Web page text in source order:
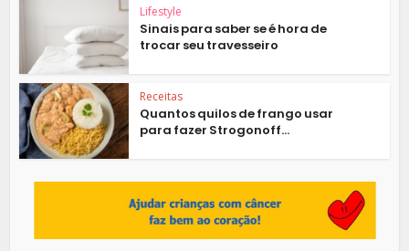
Lifestyle
Sinais para saber se é hora de
trocar seu travesseiro
Receitas
Quantos quilos de frango usar
para fazer Strogonoff...